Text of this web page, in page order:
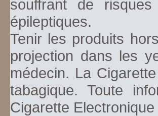
souffrant de risques
épileptiques.
Tenir les produits
projection dans les
médecin. La
tabagique. Toute
Cigarette